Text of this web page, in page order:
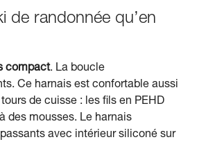
de randonnée qu’en
compact. La boucle
Ce harnais est confortable aussi
de cuisse : les fils en PEHD
des mousses. Le harnais
avec intérieur siliconé sur